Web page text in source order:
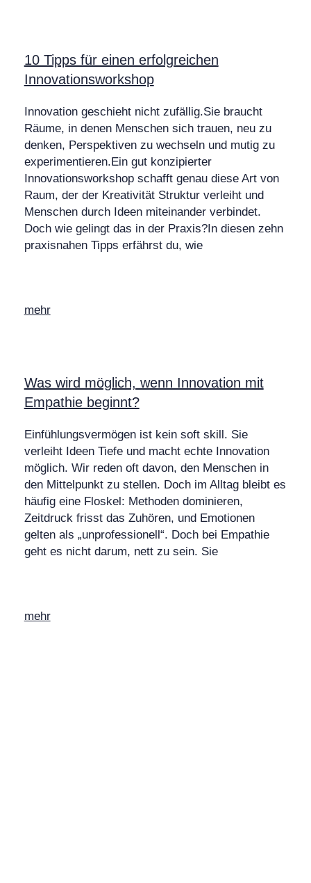
10 Tipps für einen erfolgreichen
Innovationsworkshop
Innovation geschieht nicht zufällig.Sie braucht
Räume, in denen Menschen sich trauen, neu zu
denken, Perspektiven zu wechseln und mutig zu
experimentieren.Ein gut konzipierter
Innovationsworkshop schafft genau diese Art von
Raum, der der Kreativität Struktur verleiht und
Menschen durch Ideen miteinander verbindet.
Doch wie gelingt das in der Praxis?In diesen zehn
praxisnahen Tipps erfährst du, wie
mehr
Was wird möglich, wenn Innovation mit
Empathie beginnt?
Einfühlungsvermögen ist kein soft skill. Sie
verleiht Ideen Tiefe und macht echte Innovation
möglich. Wir reden oft davon, den Menschen in
den Mittelpunkt zu stellen. Doch im Alltag bleibt es
häufig eine Floskel: Methoden dominieren,
Zeitdruck frisst das Zuhören, und Emotionen
gelten als „unprofessionell“. Doch bei Empathie
geht es nicht darum, nett zu sein. Sie
mehr